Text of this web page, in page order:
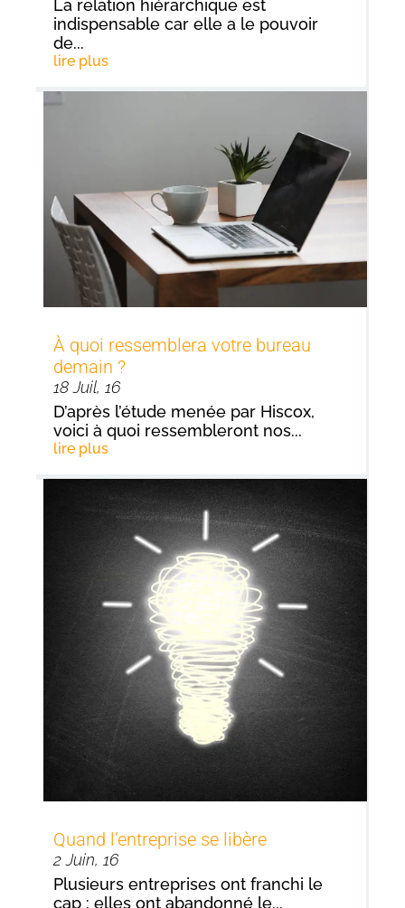
La relation hiérarchique est
indispensable car elle a le pouvoir
de...
lire plus
À quoi ressemblera votre bureau
demain ?
18 Juil, 16
D’après l’étude menée par Hiscox,
voici à quoi ressembleront nos...
lire plus
Quand l’entreprise se libère
2 Juin, 16
Plusieurs entreprises ont franchi le
cap : elles ont abandonné le...